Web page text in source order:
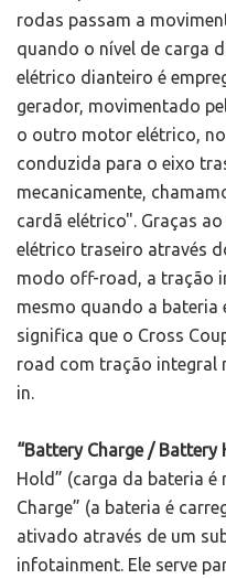
rodas passam a
quando o nível de carga
elétrico dianteiro é
gerador, movimentado
o outro motor elétrico,
conduzida para o eixo
mecanicamente,
cardã elétrico". Graças
elétrico traseiro através
modo off-road, a tração
mesmo quando a bateria
significa que o Cross
road com tração integral
in.
“Battery Charge / Battery
Hold” (carga da bateria
Charge” (a bateria é
ativado através de um
infotainment. Ele serve